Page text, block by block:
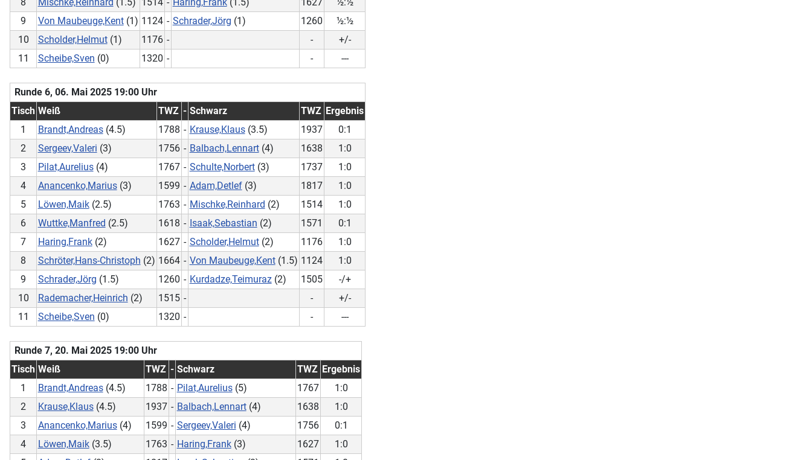
9
Von Maubeuge,Kent(1) 1124 - Schrader,Jörg (1) 1260
½:½
10
Scholder,Helmut(1) 1176 - -
+/-
11
Scheibe,Sven (0) 1320 - - ---
Runde 6, 06. Mai 2025 19:00 Uhr
Tisch Weiß TWZ - Schwarz TWZ Ergebnis
1
Brandt,Andreas(4.5) 1788 - Krause,Klaus(3.5) 1937
0:1
2
Sergeev,Valeri (3) 1756 - Balbach,Lennart(4) 1638
1:0
3
Pilat,Aurelius(4) 1767 - Schulte,Norbert(3) 1737
1:0
4
Anancenko,Marius(3) 1599 - Adam,Detlef(3) 1817
1:0
5
Löwen,Maik(2.5) 1763 - Mischke,Reinhard (2) 1514
1:0
6
Wuttke,Manfred (2.5) 1618 - Isaak,Sebastian (2) 1571
0:1
7
Haring,Frank(2) 1627 - Scholder,Helmut(2) 1176
1:0
8
Schröter,Hans-Christoph (2) 1664 - Von Maubeuge,Kent(1.5) 1124
1:0
9
Schrader,Jörg (1.5) 1260 - Kurdadze,Teimuraz(2) 1505
-/+
10
Rademacher,Heinrich (2) 1515 - -
+/-
11
Scheibe,Sven (0) 1320 - - ---
Runde 7, 20. Mai 2025 19:00 Uhr
Tisch Weiß TWZ - Schwarz TWZ Ergebnis
1
Brandt,Andreas(4.5) 1788 - Pilat,Aurelius(5) 1767
1:0
2
Krause,Klaus(4.5) 1937 - Balbach,Lennart(4) 1638
1:0
3
Anancenko,Marius(4) 1599 - Sergeev,Valeri (4) 1756
0:1
4
Löwen,Maik(3.5) 1763 - Haring,Frank(3) 1627
1:0